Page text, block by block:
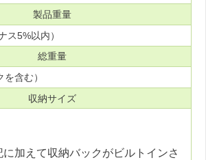
製品重量
ス5%以内）
総重量
含む）
収納サイズ
加えて収納バックがビルトインさ